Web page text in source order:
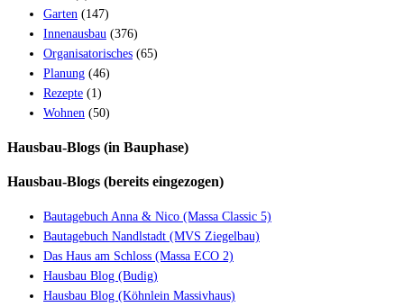
Garten (147)
Innenausbau (376)
Organisatorisches (65)
Planung (46)
Rezepte (1)
Wohnen (50)
Hausbau-Blogs (in Bauphase)
Hausbau-Blogs (bereits eingezogen)
Bautagebuch Anna & Nico (Massa Classic 5)
Bautagebuch Nandlstadt (MVS Ziegelbau)
Das Haus am Schloss (Massa ECO 2)
Hausbau Blog (Budig)
Hausbau Blog (Köhnlein Massivhaus)